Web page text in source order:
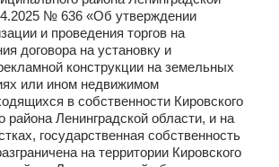
№ 636 «Об утверждении
и проведения торгов на
договора на установку и
конструкции на земельных
или ином недвижимом
в собственности Кировского
района Ленинградской области, и на
государственная собственность
на территории Кировского